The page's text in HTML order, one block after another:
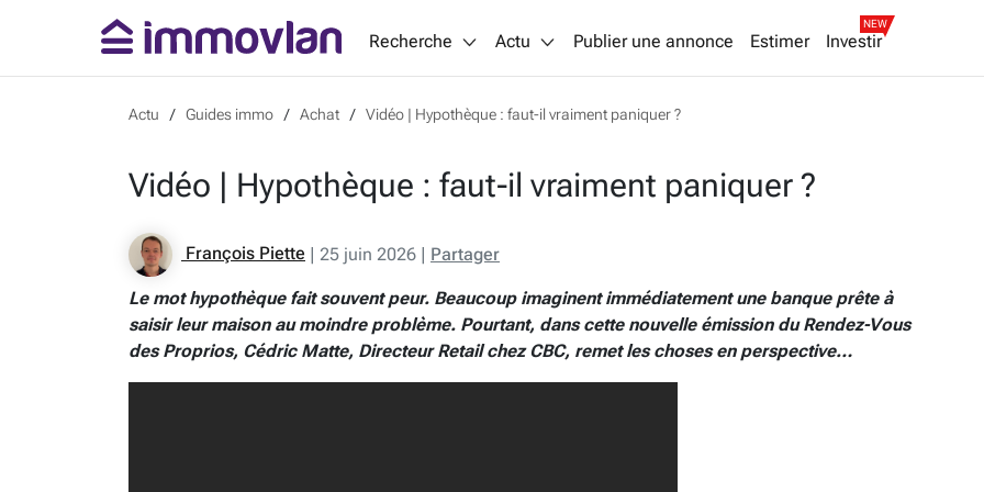
Recherche Actu Publier une annonce Estimer Investir
NEW
Actu Guides immo Achat Vidéo | Hypothèque : faut-il vraiment paniquer ?
Vidéo | Hypothèque : faut-il vraiment paniquer ?
François Piette | 25 juin 2026 | Partager
Le mot hypothèque fait souvent peur. Beaucoup imaginent immédiatement une banque prête à
saisir leur maison au moindre problème. Pourtant, dans cette nouvelle émission du Rendez-Vous
des Proprios, Cédric Matte, Directeur Retail chez CBC, remet les choses en perspective…